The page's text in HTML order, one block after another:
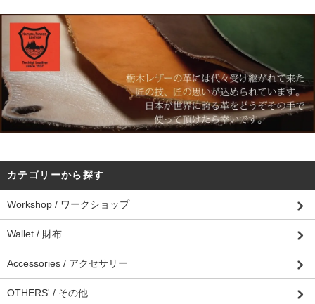
カテゴリーから探す
Workshop / ワークショップ
Wallet / 財布
Accessories / アクセサリー
OTHERS' / その他